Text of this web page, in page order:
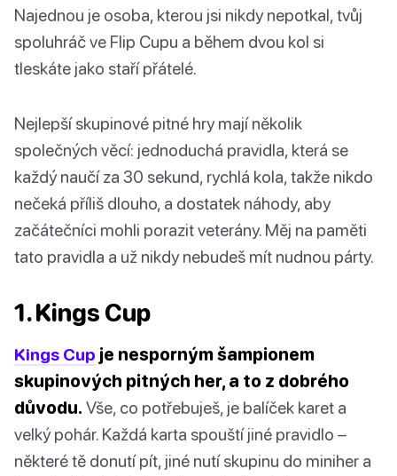
Najednou je osoba, kterou jsi nikdy nepotkal, tvůj
spoluhráč ve Flip Cupu a během dvou kol si
tleskáte jako staří přátelé.
Nejlepší skupinové pitné hry mají několik
společných věcí: jednoduchá pravidla, která se
každý naučí za 30 sekund, rychlá kola, takže nikdo
nečeká příliš dlouho, a dostatek náhody, aby
začátečníci mohli porazit veterány. Měj na paměti
tato pravidla a už nikdy nebudeš mít nudnou párty.
1. Kings Cup
Kings Cup je nesporným šampionem
skupinových pitných her, a to z dobrého
důvodu. Vše, co potřebuješ, je balíček karet a
velký pohár. Každá karta spouští jiné pravidlo –
některé tě donutí pít, jiné nutí skupinu do miniher a